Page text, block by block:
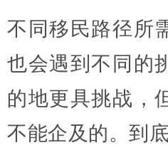
不同移民路径所
也会遇到不同的
的地更具挑战，
不能企及的。到